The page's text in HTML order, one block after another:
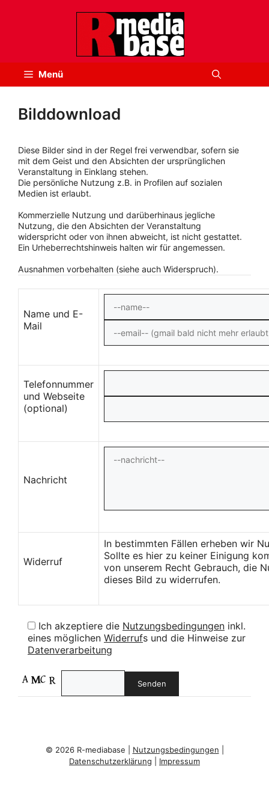
Menü
Bilddownload
Diese Bilder sind in der Regel frei verwendbar, sofern sie
mit dem Geist und den Absichten der ursprünglichen
Veranstaltung in Einklang stehen.
Die persönliche Nutzung z.B. in Profilen auf sozialen
Medien ist erlaubt.
Kommerzielle Nutzung und darüberhinaus jegliche
Nutzung, die den Absichten der Veranstaltung
widerspricht oder von ihnen abweicht, ist nicht gestattet.
Ein Urheberrechtshinweis halten wir für angemessen.
Ausnahmen vorbehalten (siehe auch Widerspruch).
Name und E-
Mail
Telefonnummer
und Webseite
(optional)
Nachricht
Widerruf
In bestimmten Fällen erheben wir
Sollte es hier zu keiner Einigung
von unserem Recht Gebrauch, die
dieses Bild zu widerrufen.
Ich akzeptiere die Nutzungsbedingungen inkl.
eines möglichen Widerrufs und die Hinweise zur
Datenverarbeitung
© 2026 R-mediabase | Nutzungsbedingungen
Datenschutzerklärung
Impressum